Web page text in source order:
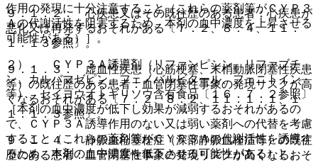
作用の発現に十分注意すること（これらの薬剤等がＣＹＰ３
Ａの代謝活性を阻害するため、本剤の血中濃度を上昇させる
可能性がある）］。
２）． ＣＹＰ３Ａ誘導剤（リファンピシン、リファブチ
ン、カルバマゼピン、フェノバルビタール、フェニトイン
等）、セイヨウオトギリソウ含有食品〔１６．７．２参照〕
［本剤の血中濃度が低下し効果が減弱するおそれがあるの
で、ＣＹＰ３Ａ誘導作用のない又は弱い薬剤への代替を考慮
すること（これらの薬剤等がＣＹＰ３Ａの代謝活性を誘導す
るため、本剤の血中濃度を低下させる可能性がある）］。
９．１．２． 心疾患又はその既往歴のある患者：心疾患が
悪化又は再発するおそれがある〔７．２、８．４、１１．
１．１３参照〕。
９．１．３． 虚血性疾患（心筋梗塞、末梢動脈閉塞性疾患
等）の既往歴のある患者：血管閉塞性事象の発現リスクが高
くなるおそれがある〔７．２、８．２、１１．１．１、１
１．１．３参照〕。
９．１．４． 静脈血栓塞栓症（深部静脈血栓症等）の既往
歴のある患者：血管閉塞性事象の発現リスクが高くなるおそ